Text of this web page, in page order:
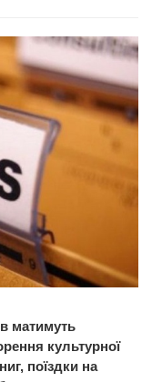
матимуть
культурної
поїздки на